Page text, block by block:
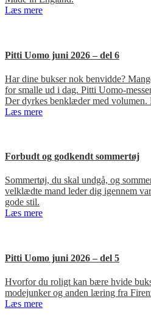
Læs mere
Pitti Uomo juni 2026 – del 6
Har dine bukser nok benvidde?
for smalle ud i dag. Pitti Uomo-
Der dyrkes benklæder med volumen.
Læs mere
Forbudt og godkendt sommertøj
Sommertøj, du skal undgå, og
velklædte mand leder dig igennem
gode stil.
Læs mere
Pitti Uomo juni 2026 – del 5
Hvorfor du roligt kan bære hvide
modejunker og anden læring fra
Læs mere